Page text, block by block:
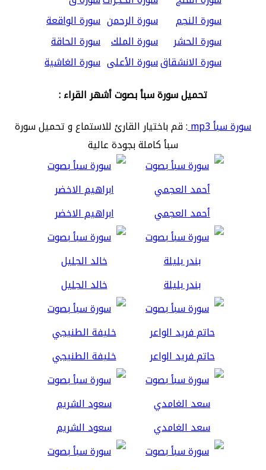
سورة النجم
سورة الرحمن سورة الواقعة
سورة الحشر
سورة الملك سورة الحاقة
سورة الانشقاقسورة الأعلى سورة الغاشية
تحميل سورة سبأ بصوت أشهر القراء :
سورة سبأ mp3
: قم باختيار القارئ للاستماع و تحميل سورة
سبأ كاملة بجودة عالية
أحمد العجمي ابراهيم الاخضر
بندر بليلة خالد الجليل
حاتم فريد الواعر خليفة الطنيجي
سعد الغامدي سعود الشريم